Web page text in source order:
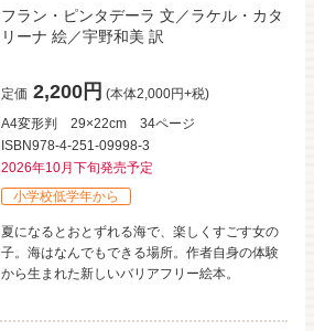
フラン・ピンタデーラ 文／ラケル・カタ
リーナ 絵／宇野和美 訳
定価 2,200円 (本体2,000円+税)
A4変形判
29×22cm
34ページ
ISBN978-4-251-09998-3
2026年10月下旬発売予定
小学校低学年から
夏になるとおとずれる海で、楽しくすごす女の
子。海はなんでもできる場所。作者自身の体験
から生まれた新しいバリアフリー絵本。